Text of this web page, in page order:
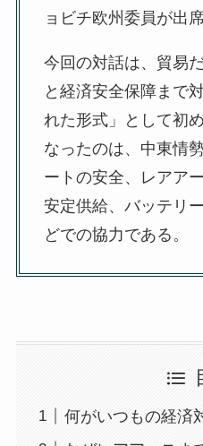
ョビチ欧州委員が出席
今回の対話は、貿易
と経済安全保障まで
れた形式」として初
なったのは、中東情
ートの安全、レアア
安定供給、バッテリ
どでの協力である。
何がいつもの経済